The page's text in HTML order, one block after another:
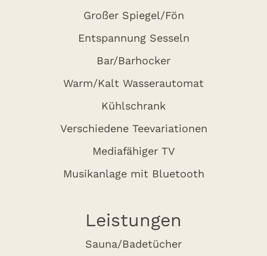
Großer Spiegel/Fön
Entspannung Sesseln
Bar/Barhocker
Warm/Kalt Wasserautomat
Kühlschrank
Verschiedene Teevariationen
Mediafähiger TV
Musikanlage mit Bluetooth
Leistungen
Sauna/Badetücher